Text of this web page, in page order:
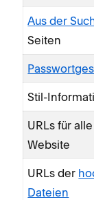
Aus der
Seiten
Stil-
URLs für
Website
URLs der
Dateien